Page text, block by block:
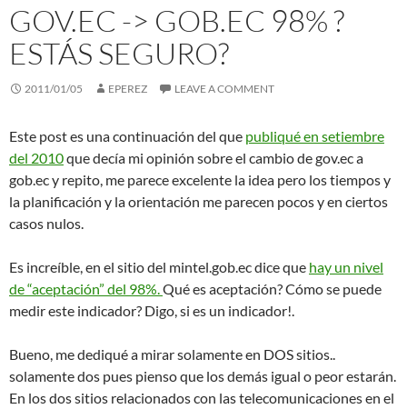
GOV.EC -> GOB.EC 98% ?
ESTÁS SEGURO?
2011/01/05 EPEREZ LEAVE A COMMENT
Este post es una continuación del que publiqué en setiembre
del 2010que decía mi opinión sobre el cambio de gov.ec a
gob.ec y repito, me parece excelente la idea pero los tiempos y
la planificación y la orientación me parecen pocos y en ciertos
casos nulos.
Es increíble, en el sitio del mintel.gob.ec dice que hay un nivel
de “aceptación” del 98%. Qué es aceptación? Cómo se puede
medir este indicador? Digo, si es un indicador!.
Bueno, me dediqué a mirar solamente en DOS sitios..
solamente dos pues pienso que los demás igual o peor estarán.
En los dos sitios relacionados con las telecomunicaciones en el